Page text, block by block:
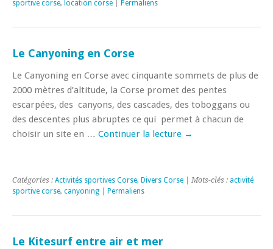
sportive corse, location corse Permaliens
Le Canyoning en Corse
Le Canyoning en Corse avec cinquante sommets de plus de
2000 mètres d’altitude, la Corse promet des pentes
escarpées, des canyons, des cascades, des toboggans ou
des descentes plus abruptes ce qui permet à chacun de
choisir un site en … Continuer la lecture →
Catégories : Activités sportives Corse, Divers Corse | Mots-clés : activité
sportive corse, canyoning Permaliens
Le Kitesurf entre air et mer